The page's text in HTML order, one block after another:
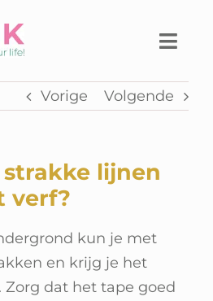
Vorige Volgende
lijnen
verf?
kun je met
en krijg je het
Zorg dat het tape goed